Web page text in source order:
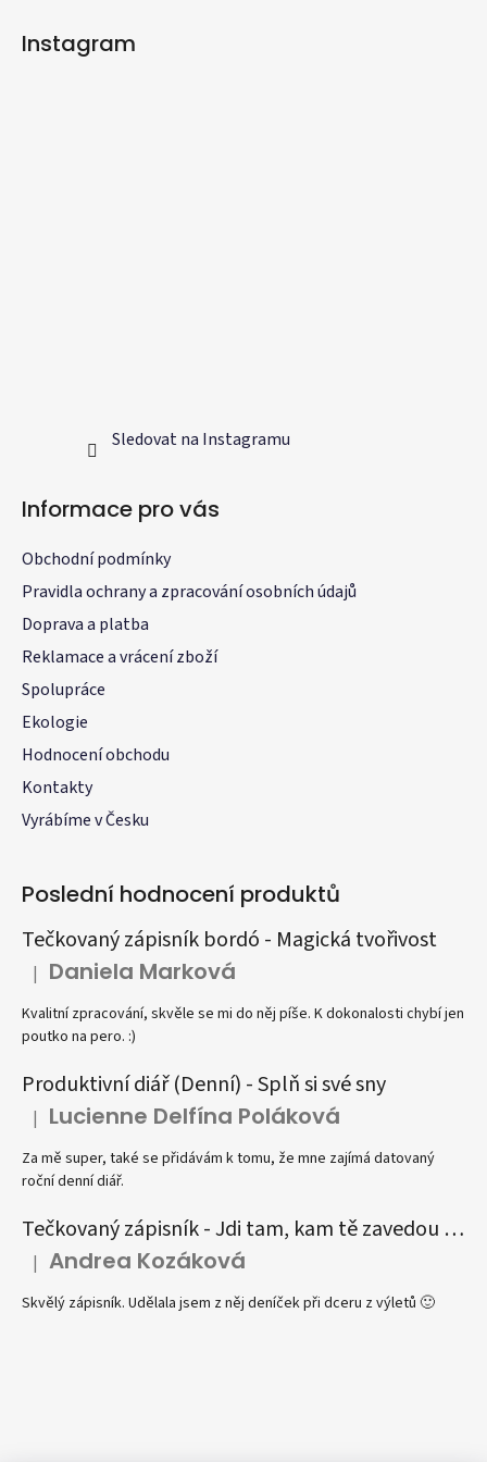
Instagram
Sledovat na Instagramu
Informace pro vás
Obchodní podmínky
Pravidla ochrany a zpracování osobních údajů
Doprava a platba
Reklamace a vrácení zboží
Spolupráce
Ekologie
Hodnocení obchodu
Kontakty
Vyrábíme v Česku
Poslední hodnocení produktů
Tečkovaný zápisník bordó - Magická tvořivost
Hodnocení produktu je 5 z 5 hvězdiček.
| Daniela Marková
Kvalitní zpracování, skvěle se mi do něj píše. K dokonalosti chybí jen
poutko na pero. :)
Produktivní diář (Denní) - Splň si své sny
Hodnocení produktu je 5 z 5 hvězdiček.
| Lucienne Delfína Poláková
Za mě super, také se přidávám k tomu, že mne zajímá datovaný
roční denní diář.
Tečkovaný zápisník - Jdi tam, kam tě zavedou tvé sny
Hodnocení produktu je 5 z 5 hvězdiček.
| Andrea Kozáková
Skvělý zápisník. Udělala jsem z něj deníček při dceru z výletů 🙂